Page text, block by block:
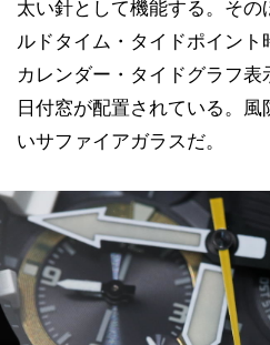
太い針として機能する。そ
ルドタイム・タイドポイント
カレンダー・タイドグラフ表
日付窓が配置されている。
いサファイアガラスだ。